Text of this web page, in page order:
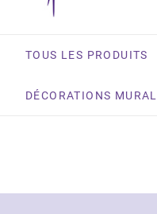
TOUS LES PRODUITS
DÉCORATIONS